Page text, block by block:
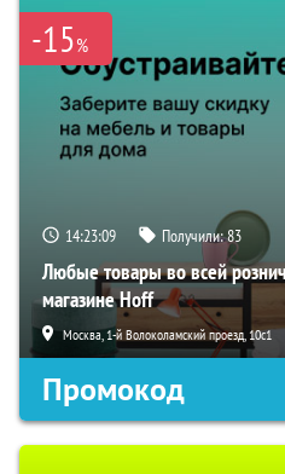
-15%
14:23:07 Получили:83
Любые товары во всей
магазине Hoff
Москва, 1-й Волоколамский проезд, 10с1
Промокод